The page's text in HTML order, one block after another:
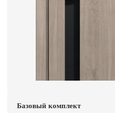
Базовый комплект